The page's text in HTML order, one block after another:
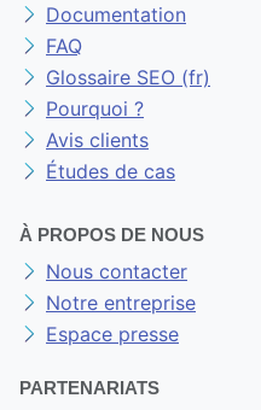
Documentation
FAQ
Glossaire SEO (fr)
Pourquoi ?
Avis clients
Études de cas
À PROPOS DE NOUS
Nous contacter
Notre entreprise
Espace presse
PARTENARIATS